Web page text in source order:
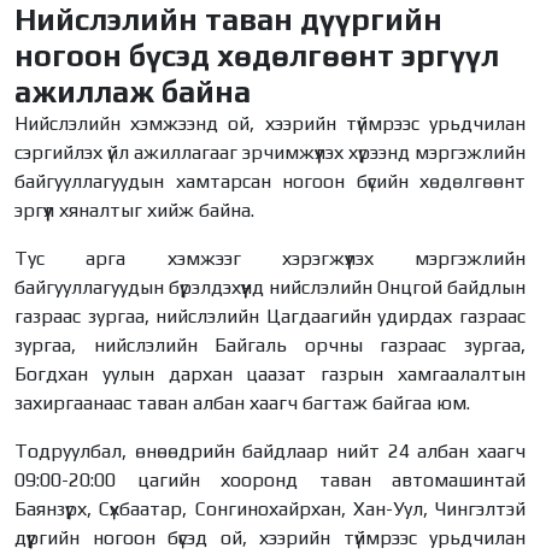
Нийслэлийн таван дүүргийн
ногоон бүсэд хөдөлгөөнт эргүүл
ажиллаж байна
Нийслэлийн хэмжээнд ой, хээрийн түймрээс урьдчилан
сэргийлэх үйл ажиллагааг эрчимжүүлэх хүрээнд мэргэжлийн
байгууллагуудын хамтарсан ногоон бүсийн хөдөлгөөнт
эргүүл хяналтыг хийж байна.
Тус арга хэмжээг хэрэгжүүлэх мэргэжлийн
байгууллагуудын бүрэлдэхүүнд нийслэлийн Онцгой байдлын
газраас зургаа, нийслэлийн Цагдаагийн удирдах газраас
зургаа, нийслэлийн Байгаль орчны газраас зургаа,
Богдхан уулын дархан цаазат газрын хамгаалалтын
захиргаанаас таван албан хаагч багтаж байгаа юм.
Тодруулбал, өнөөдрийн байдлаар нийт 24 албан хаагч
09:00-20:00 цагийн хооронд таван автомашинтай
Баянзүрх, Сүхбаатар, Сонгинохайрхан, Хан-Уул, Чингэлтэй
дүүргийн ногоон бүсэд ой, хээрийн түймрээс урьдчилан